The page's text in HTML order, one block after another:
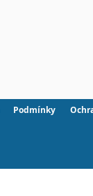
Podmínky